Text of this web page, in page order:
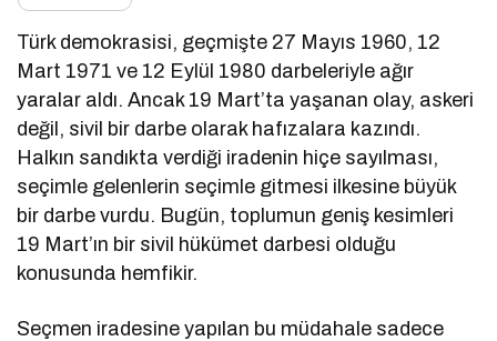
Türk demokrasisi, geçmişte 27 Mayıs 1960, 12
Mart 1971 ve 12 Eylül 1980 darbeleriyle ağır
yaralar aldı. Ancak 19 Mart’ta yaşanan olay, askeri
değil, sivil bir darbe olarak hafızalara kazındı.
Halkın sandıkta verdiği iradenin hiçe sayılması,
seçimle gelenlerin seçimle gitmesi ilkesine büyük
bir darbe vurdu. Bugün, toplumun geniş kesimleri
19 Mart’ın bir sivil hükümet darbesi olduğu
konusunda hemfikir.
Seçmen iradesine yapılan bu müdahale sadece